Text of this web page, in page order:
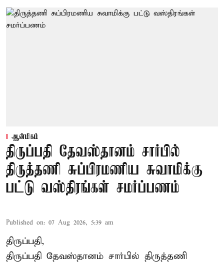
ஆன்மிகம்
திருப்பதி தேவஸ்தானம் சார்பில்
திருத்தணி சுப்பிரமணிய சுவாமிக்கு
பட்டு வஸ்திரங்கள் சமர்ப்பணம்
Published on: 07 Aug 2026, 5:39 am
திருப்பதி,
திருப்பதி தேவஸ்தானம் சார்பில் திருத்தணி